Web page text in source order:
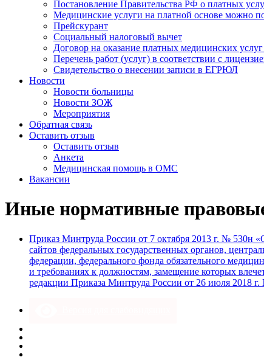
Постановление Правительства РФ о платных
Медицинские услуги на платной основе можно
Прейскурант
Социальный налоговый вычет
Договор на оказание платных медицинских
Перечень работ (услуг) в соответствии с
Свидетельство о внесении записи в ЕГРЮЛ
Новости
Новости больницы
Новости ЗОЖ
Мероприятия
Обратная связь
Оставить отзыв
Оставить отзыв
Анкета
Медицинская помощь в ОМС
Вакансии
Иные нормативные
Приказ Минтруда России от 7 октября 2013 г. № 530н
сайтов федеральных государственных органов,
федерации, федерального фонда обязательного
и требованиях к должностям, замещение которых
редакции Приказа Минтруда России от 26 июля 2018